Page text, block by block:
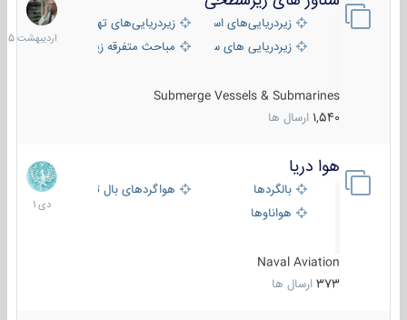
زیردریایی‌های استراتژیکزیردریایی‌های تهاجمی
زیردریایی های سبک
مباحث متفرقه زیرسطحی
Submerge Vessels & Submarines
1,540 ارسال ها
1405
هوا دریا
بالگردها
هواگردهای بال ثابت
هواناوها
Naval Aviation
373 ارسال ها
12
دی
1401